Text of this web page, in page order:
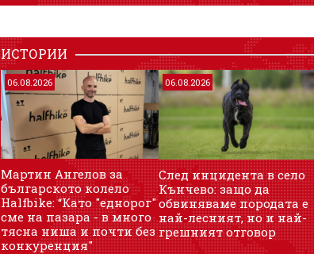
ИСТОРИИ
06.08.2026
Мартин Ангелов за
българското колело
Halfbike: “Като "еднорог"
сме на пазара - в много
тясна ниша и почти без
конкуренция"
06.08.2026
След инцидента в село
Кънчево: защо да
обвиняваме породата е
най-лесният, но и най-
грешният отговор